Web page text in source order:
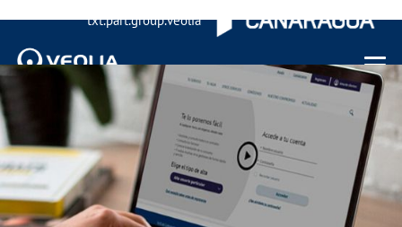
txt.part.group.veolia
Menu